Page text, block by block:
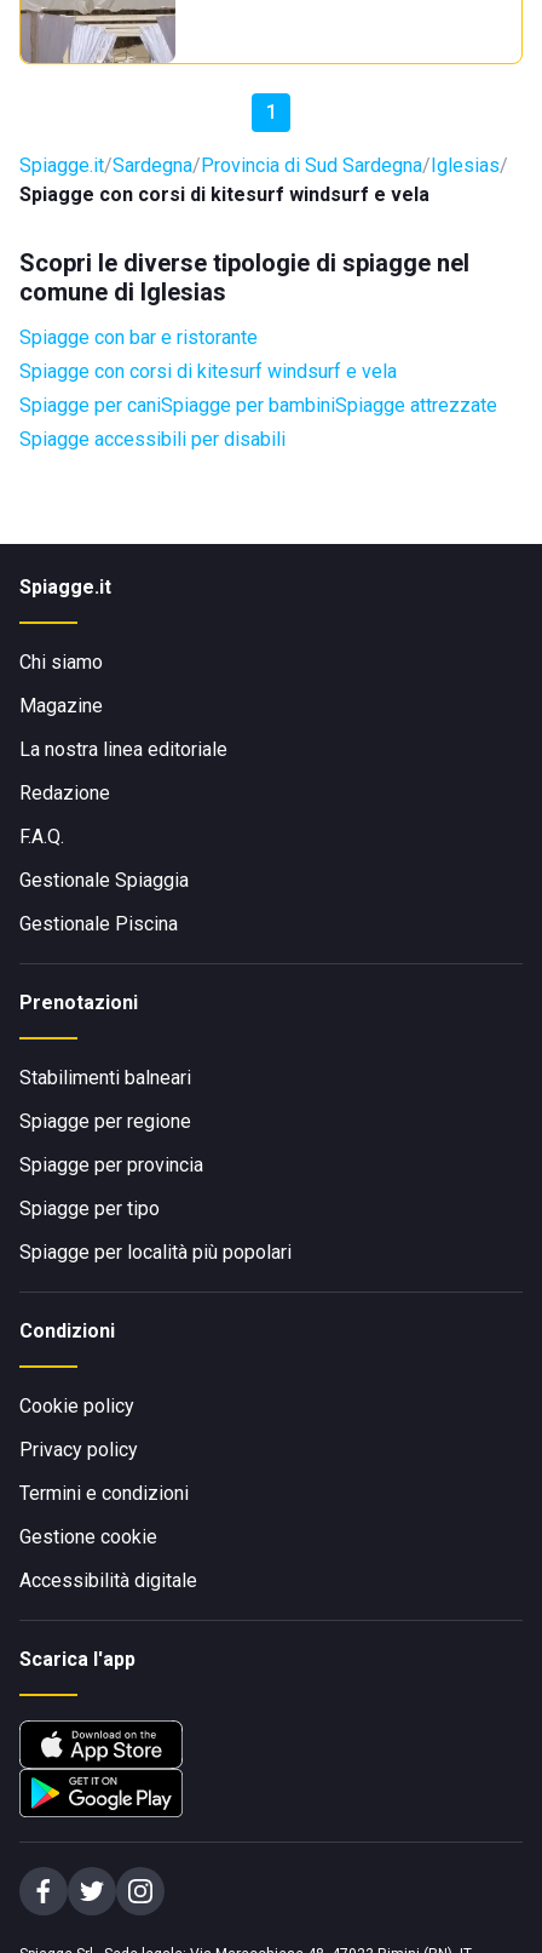
1
Spiagge.it Sardegna Provincia di Sud Sardegna Iglesias
Spiagge con corsi di kitesurf windsurf e vela
Scopri le diverse tipologie di spiagge nel
comune di Iglesias
Spiagge con bar e ristorante
Spiagge con corsi di kitesurf windsurf e vela
Spiagge per caniSpiagge per bambiniSpiagge attrezzate
Spiagge accessibili per disabili
Spiagge.it
Chi siamo
Magazine
La nostra linea editoriale
Redazione
F.A.Q.
Gestionale Spiaggia
Gestionale Piscina
Prenotazioni
Stabilimenti balneari
Spiagge per regione
Spiagge per provincia
Spiagge per tipo
Spiagge per località più popolari
Condizioni
Cookie policy
Privacy policy
Termini e condizioni
Gestione cookie
Accessibilità digitale
Scarica l'app